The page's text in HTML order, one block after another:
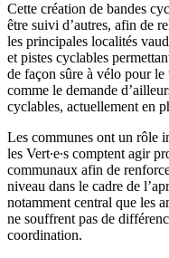
Cette création de bandes
être suivi d’autres, afin de
les principales localités
et pistes cyclables
de façon sûre à vélo pour
comme le demande
cyclables, actuellement en
Les communes ont un rôle
les Vert∙e∙s comptent agir
communaux afin de
niveau dans le cadre de
notamment central que les
ne souffrent pas de
coordination.